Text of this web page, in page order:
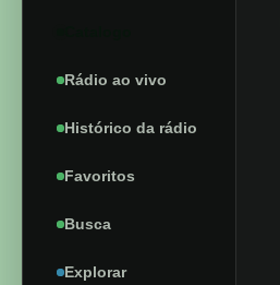
Rádio ao vivo
Histórico da rádio
Favoritos
Busca
Explorar